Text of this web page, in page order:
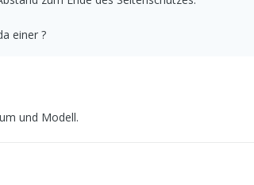
einer ?
und Modell.